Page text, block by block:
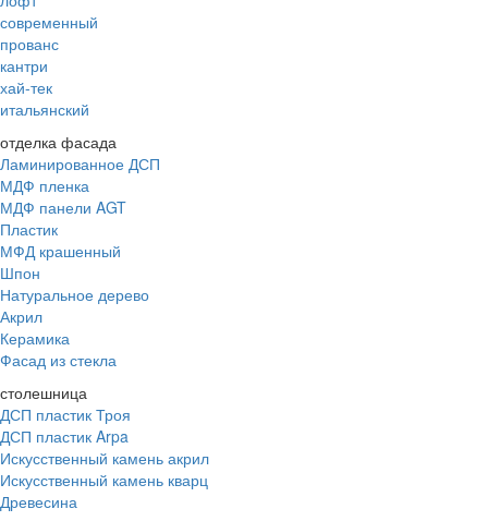
современный
прованс
кантри
хай-тек
итальянский
отделка фасада
Ламинированное ДСП
МДФ пленка
МДФ панели AGT
Пластик
МФД крашенный
Шпон
Натуральное дерево
Акрил
Керамика
Фасад из стекла
столешница
ДСП пластик Троя
ДСП пластик Arpa
Искусственный камень акрил
Искусственный камень кварц
Древесина